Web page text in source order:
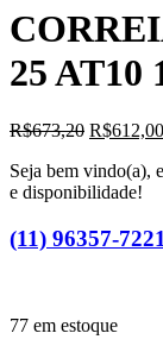
é:
R$610,12.
25 AT10
R$673,20 O
original
era:
R$612,00
Seja bem vindo(a),
e disponibilidade!
(11) 96357-7221
77 em estoque